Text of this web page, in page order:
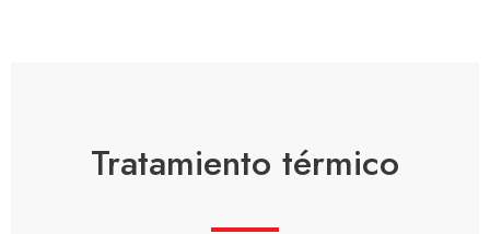
Tratamiento térmico